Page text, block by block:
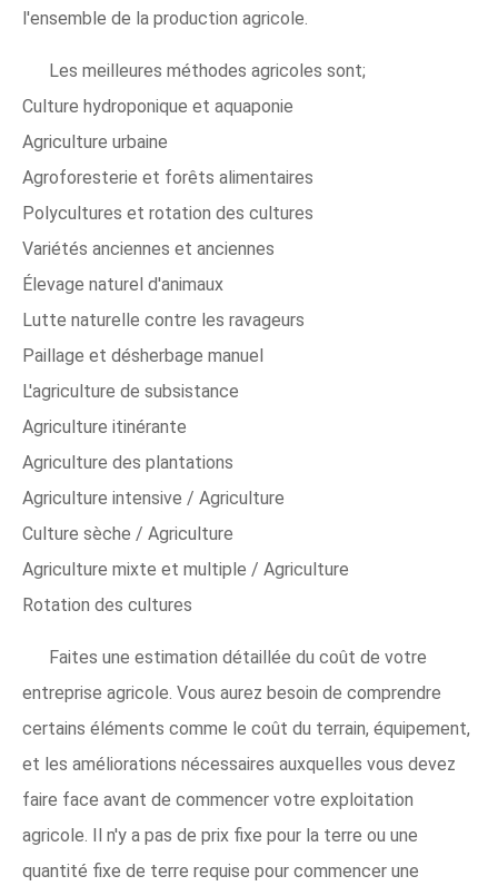
l'ensemble de la production agricole.
Les meilleures méthodes agricoles sont;
Culture hydroponique et aquaponie
Agriculture urbaine
Agroforesterie et forêts alimentaires
Polycultures et rotation des cultures
Variétés anciennes et anciennes
Élevage naturel d'animaux
Lutte naturelle contre les ravageurs
Paillage et désherbage manuel
L'agriculture de subsistance
Agriculture itinérante
Agriculture des plantations
Agriculture intensive / Agriculture
Culture sèche / Agriculture
Agriculture mixte et multiple / Agriculture
Rotation des cultures
Faites une estimation détaillée du coût de votre
entreprise agricole. Vous aurez besoin de comprendre
certains éléments comme le coût du terrain, équipement,
et les améliorations nécessaires auxquelles vous devez
faire face avant de commencer votre exploitation
agricole. Il n'y a pas de prix fixe pour la terre ou une
quantité fixe de terre requise pour commencer une